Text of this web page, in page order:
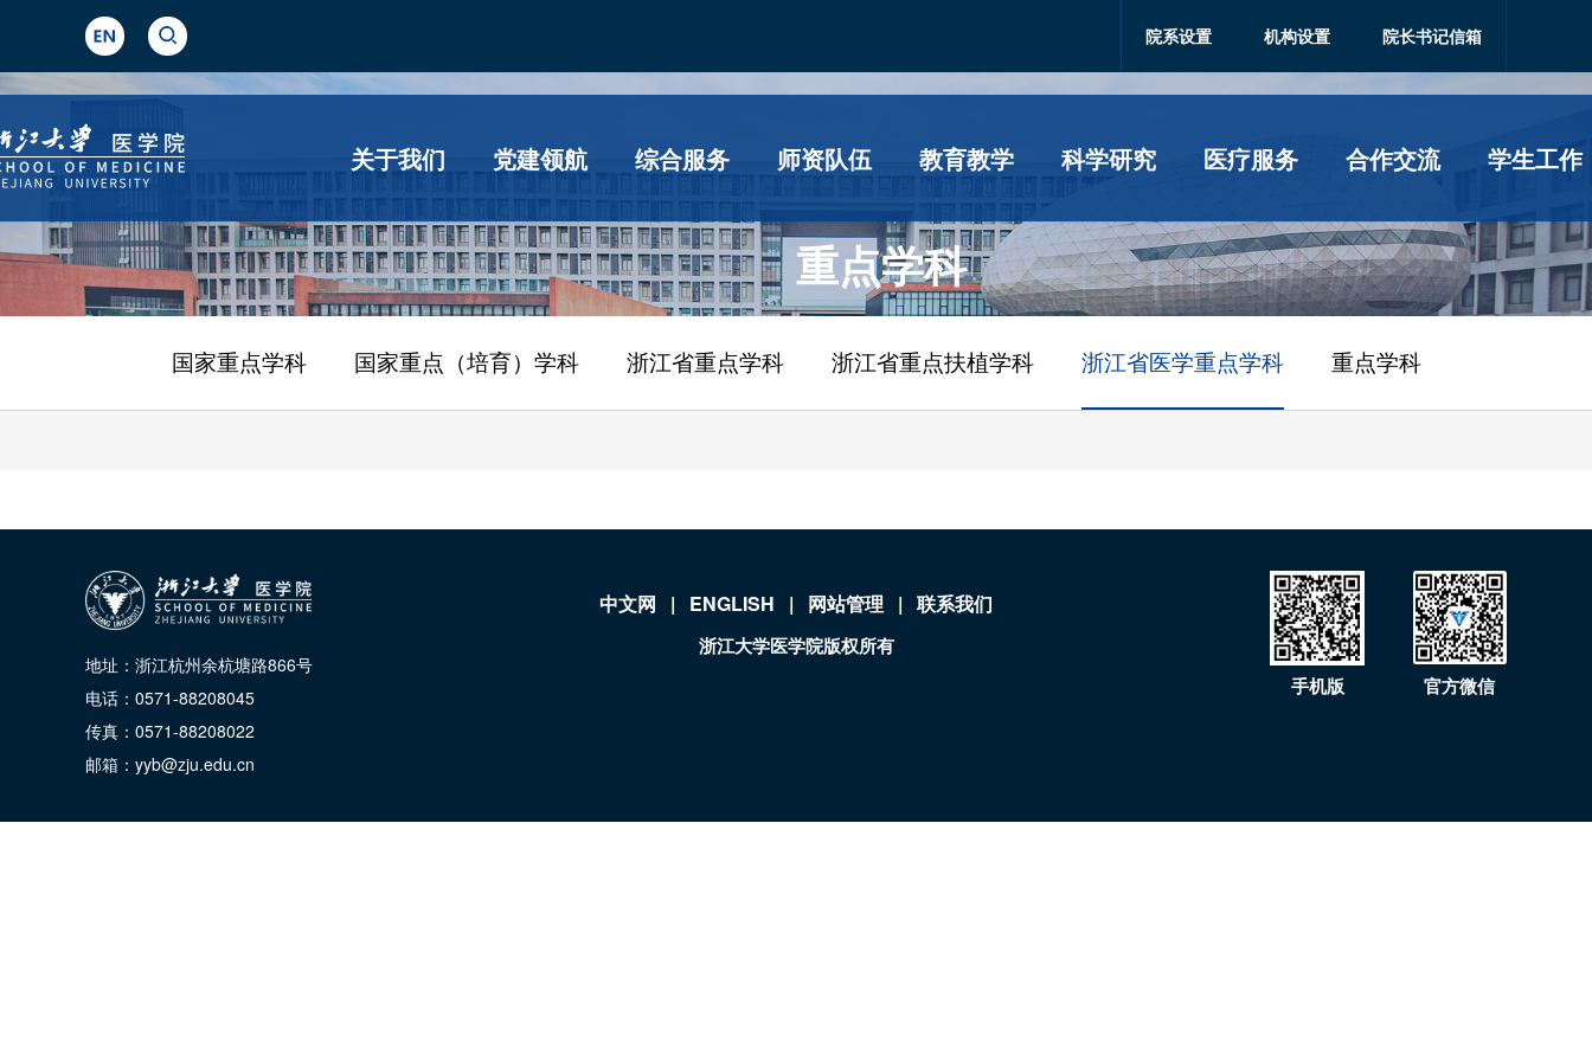
关于我们 党建领航 综合服务 师资队伍 教育教学 科学研究 医疗服务 合作交流 学生工作
院系设置 机构设置 院长书记信箱
重点学科
国家重点学科 国家重点（培育）学科 浙江省重点学科 浙江省重点扶植学科 浙江省医学重点学科 重点学科
地址：浙江杭州余杭塘路866号
电话：0571-88208045
传真：0571-88208022
邮箱：yyb@zju.edu.cn
中文网 | ENGLISH | 网站管理 | 联系我们
浙江大学医学院版权所有
手机版
官方微信